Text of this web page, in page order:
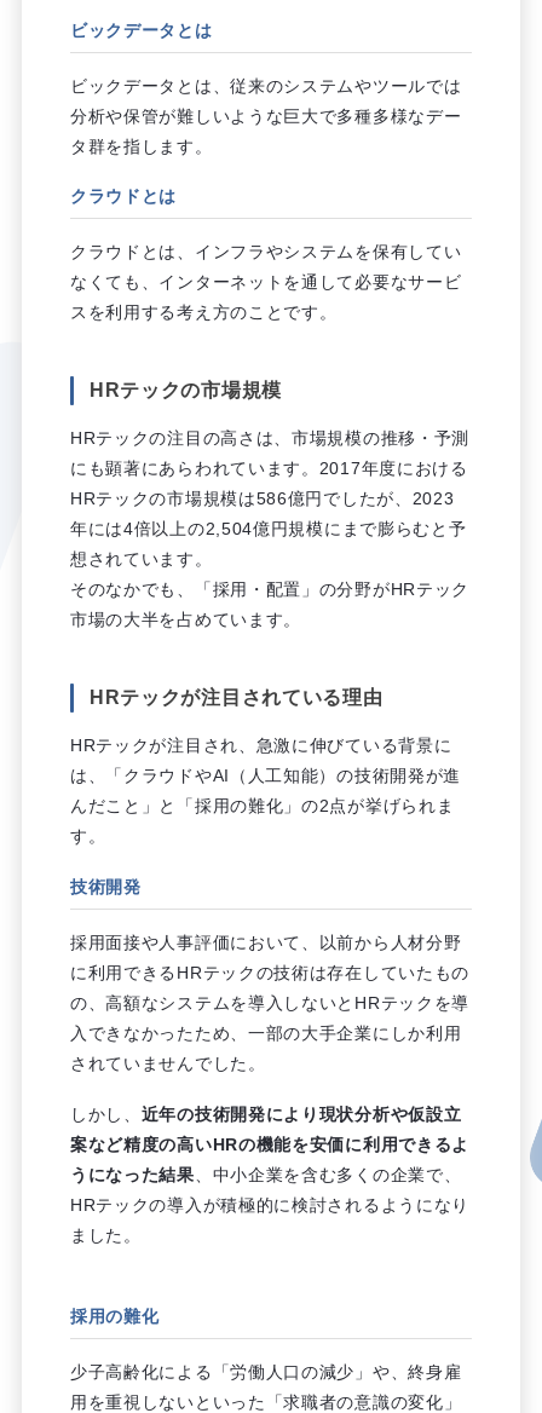
ビックデータとは
ビックデータとは、従来のシステムやツールでは
分析や保管が難しいような巨大で多種多様なデー
タ群を指します。
クラウドとは
クラウドとは、インフラやシステムを保有してい
なくても、インターネットを通して必要なサービ
スを利用する考え方のことです。
HRテックの市場規模
HRテックの注目の高さは、市場規模の推移・予測
にも顕著にあらわれています。2017年度における
HRテックの市場規模は586億円でしたが、2023
年には4倍以上の2,504億円規模にまで膨らむと予
想されています。
そのなかでも、「採用・配置」の分野がHRテック
市場の大半を占めています。
HRテックが注目されている理由
HRテックが注目され、急激に伸びている背景に
は、「クラウドやAI（人工知能）の技術開発が進
んだこと」と「採用の難化」の2点が挙げられま
す。
技術開発
採用面接や人事評価において、以前から人材分野
に利用できるHRテックの技術は存在していたもの
の、高額なシステムを導入しないとHRテックを導
入できなかったため、一部の大手企業にしか利用
されていませんでした。
しかし、 近年の技術開発により現状分析や仮設立
案など精度の高いHRの機能を安価に利用できるよ
うになった結果 、中小企業を含む多くの企業で、
HRテックの導入が積極的に検討されるようになり
ました。
採用の難化
少子高齢化による「労働人口の減少」や、終身雇
用を重視しないといった「求職者の意識の変化」